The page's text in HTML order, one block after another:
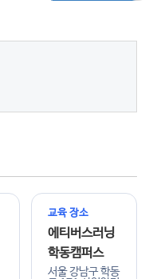
교육 장소
에티버스러닝
학동캠퍼스
서울 강남구 학동